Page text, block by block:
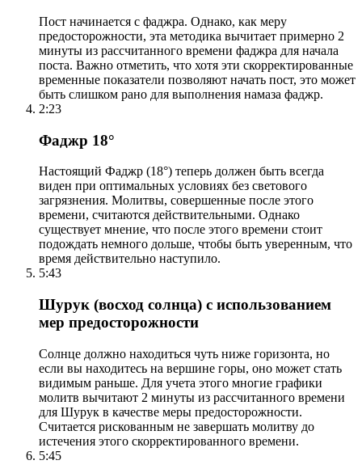
Пост начинается с фаджра. Однако, как меру
предосторожности, эта методика вычитает примерно 2
минуты из рассчитанного времени фаджра для начала
поста. Важно отметить, что хотя эти скорректированные
временные показатели позволяют начать пост, это может
быть слишком рано для выполнения намаза фаджр.
2:23
Фаджр 18°
Настоящий Фаджр (18°) теперь должен быть всегда
виден при оптимальных условиях без светового
загрязнения. Молитвы, совершенные после этого
времени, считаются действительными. Однако
существует мнение, что после этого времени стоит
подождать немного дольше, чтобы быть уверенным, что
время действительно наступило.
5:43
Шурук (восход солнца) с использованием
мер предосторожности
Солнце должно находиться чуть ниже горизонта, но
если вы находитесь на вершине горы, оно может стать
видимым раньше. Для учета этого многие графики
молитв вычитают 2 минуты из рассчитанного времени
для Шурук в качестве меры предосторожности.
Считается рискованным не завершать молитву до
истечения этого скорректированного времени.
5:45